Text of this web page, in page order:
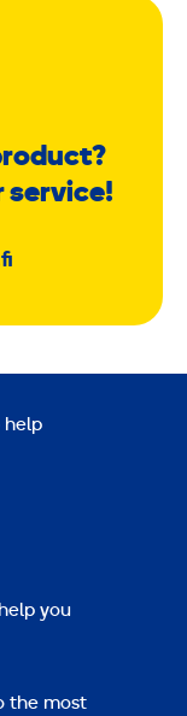
service!
help
you
the most